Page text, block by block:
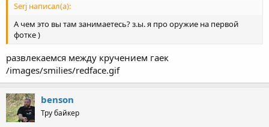
Serj написал(а):
А чем это вы там занимаетесь? з.ы. я про оружие на первой
фотке )
развлекаемся между кручением гаек
/images/smilies/redface.gif
benson
Тру байкер